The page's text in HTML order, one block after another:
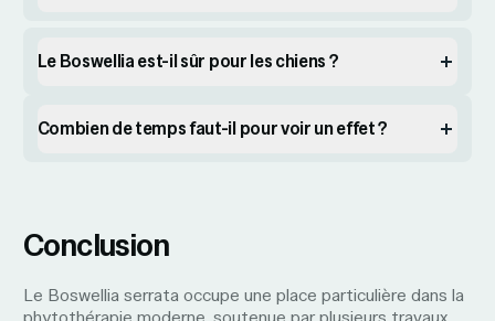
Le Boswellia est-il sûr pour les chiens ?
Combien de temps faut-il pour voir un effet ?
Conclusion
Le Boswellia serrata occupe une place particulière dans la